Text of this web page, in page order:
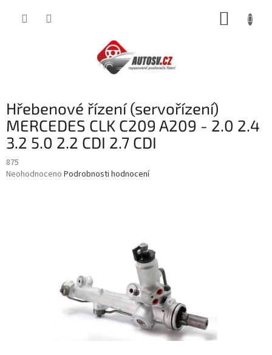
Hřebenové řízení (servořízení)
MERCEDES CLK C209 A209 - 2.0 2.4
3.2 5.0 2.2 CDI 2.7 CDI
875
Průměrné
Neohodnoceno Podrobnosti hodnocení